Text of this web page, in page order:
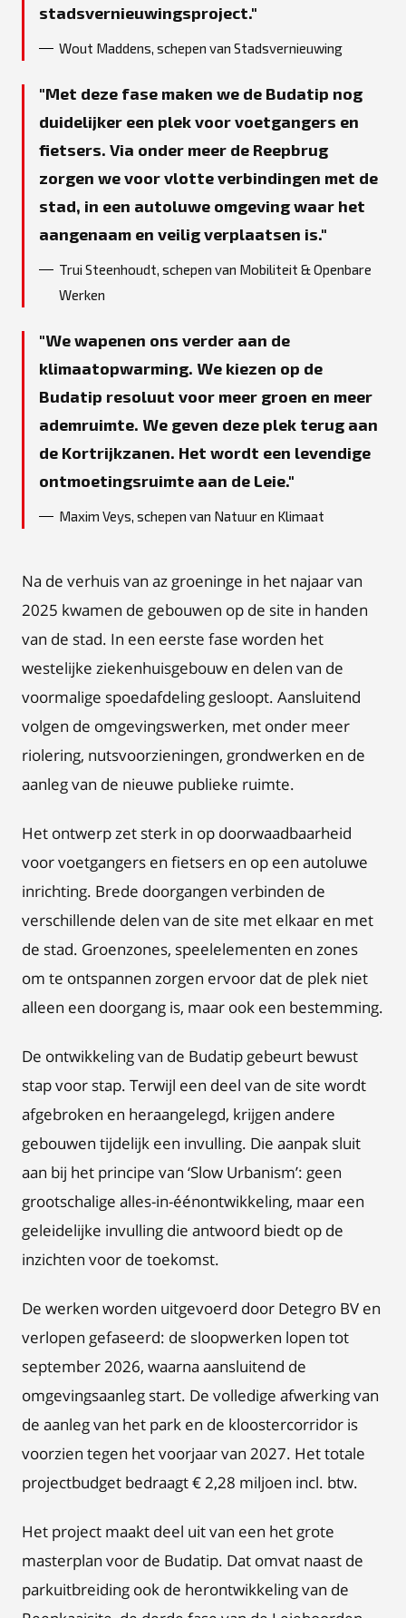
stadsvernieuwingsproject.
Wout Maddens, schepen van Stadsvernieuwing
Met deze fase maken we de Budatip nog
duidelijker een plek voor voetgangers en
fietsers. Via onder meer de Reepbrug
zorgen we voor vlotte verbindingen met de
stad, in een autoluwe omgeving waar het
aangenaam en veilig verplaatsen is.
Trui Steenhoudt, schepen van Mobiliteit & Openbare
Werken
We wapenen ons verder aan de
klimaatopwarming. We kiezen op de
Budatip resoluut voor meer groen en meer
ademruimte. We geven deze plek terug aan
de Kortrijkzanen. Het wordt een levendige
ontmoetingsruimte aan de Leie.
Maxim Veys, schepen van Natuur en Klimaat
Na de verhuis van az groeninge in het najaar van
2025 kwamen de gebouwen op de site in handen
van de stad. In een eerste fase worden het
westelijke ziekenhuisgebouw en delen van de
voormalige spoedafdeling gesloopt. Aansluitend
volgen de omgevingswerken, met onder meer
riolering, nutsvoorzieningen, grondwerken en de
aanleg van de nieuwe publieke ruimte.
Het ontwerp zet sterk in op doorwaadbaarheid
voor voetgangers en fietsers en op een autoluwe
inrichting. Brede doorgangen verbinden de
verschillende delen van de site met elkaar en met
de stad. Groenzones, speelelementen en zones
om te ontspannen zorgen ervoor dat de plek niet
alleen een doorgang is, maar ook een bestemming.
De ontwikkeling van de Budatip gebeurt bewust
stap voor stap. Terwijl een deel van de site wordt
afgebroken en heraangelegd, krijgen andere
gebouwen tijdelijk een invulling. Die aanpak sluit
aan bij het principe van ‘Slow Urbanism’: geen
grootschalige alles-in-éénontwikkeling, maar een
geleidelijke invulling die antwoord biedt op de
inzichten voor de toekomst.
De werken worden uitgevoerd door Detegro BV en
verlopen gefaseerd: de sloopwerken lopen tot
september 2026, waarna aansluitend de
omgevingsaanleg start. De volledige afwerking van
de aanleg van het park en de kloostercorridor is
voorzien tegen het voorjaar van 2027. Het totale
projectbudget bedraagt € 2,28 miljoen incl. btw.
Het project maakt deel uit van een het grote
masterplan voor de Budatip. Dat omvat naast de
parkuitbreiding ook de herontwikkeling van de